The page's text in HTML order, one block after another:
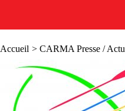
Accueil > CARMA Presse / Actu